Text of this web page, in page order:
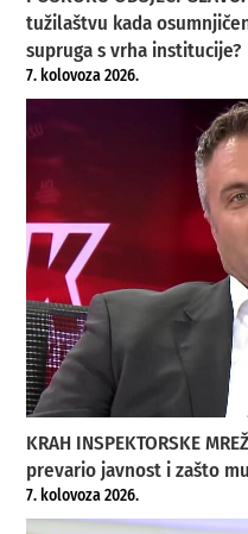
tužilaštvu kada
supruga s vrha institucije?
7. kolovoza 2026.
KRAH INSPEKTORSKE
prevario javnost i zašto
7. kolovoza 2026.